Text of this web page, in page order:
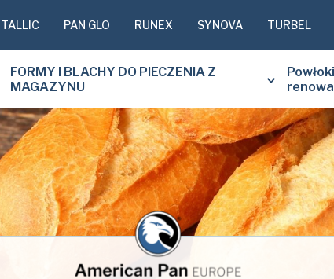
PAN GLO RUNEX SYNOVA TURBEL
FORMY I BLACHY DO PIECZENIA Z
MAGAZYNU
Prénom*